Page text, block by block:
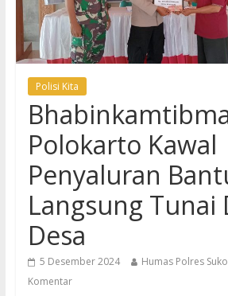
Polisi Kita
Polokarto Kawal
Penyaluran
Langsung Tunai
Desa
5 Desember 2024 Humas Polres
Komentar